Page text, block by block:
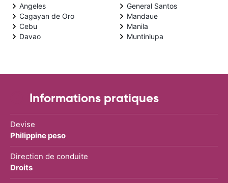
Angeles
Cagayan de Oro
Cebu
Davao
General Santos
Mandaue
Manila
Muntinlupa
Informations pratiques
Devise
Philippine peso
Direction de conduite
Droits